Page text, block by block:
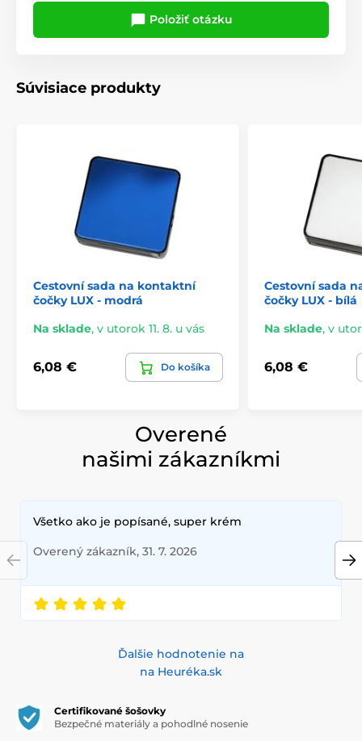
Položiť otázku
Súvisiace produkty
Cestovní sada na kontaktní
čočky LUX - modrá
Na sklade, v utorok 11. 8. u vás
6,08 € Do košíka
Cestovní sada
čočky LUX - bílá
Na sklade, v
6,08 €
Overené
našimi zákazníkmi
Všetko ako je popísané, super krém
Overený zákazník, 31. 7. 2026
Ďalšie hodnotenie na
na Heuréka.sk
Certifikované šošovky
Bezpečné materiály a pohodlné nosenie